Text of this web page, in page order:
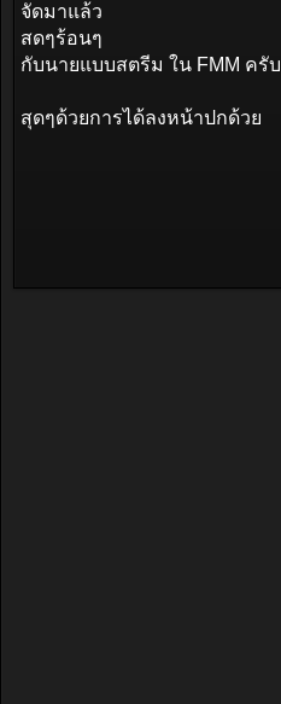
จัดมาแล้ว
สดๆร้อนๆ
กับนายแบบสตรีม ใน FMM ครับ
สุดๆด้วยการได้ลงหน้าปกด้วย